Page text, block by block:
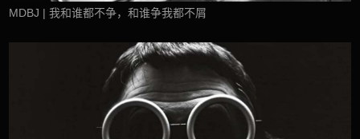
MDBJ | 我和谁都不争，和谁争我都不屑